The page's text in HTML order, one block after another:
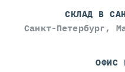
СКЛАД В
Санкт-Петербург,
ОФИС